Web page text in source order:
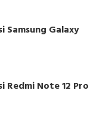
Samsung Galaxy
Redmi Note 12 Pro